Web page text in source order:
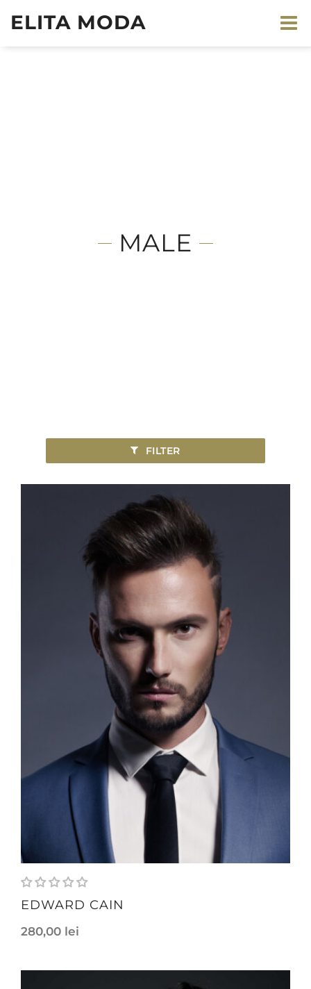
ELITA MODA
MALE
FILTER
EDWARD CAIN
280,00 lei